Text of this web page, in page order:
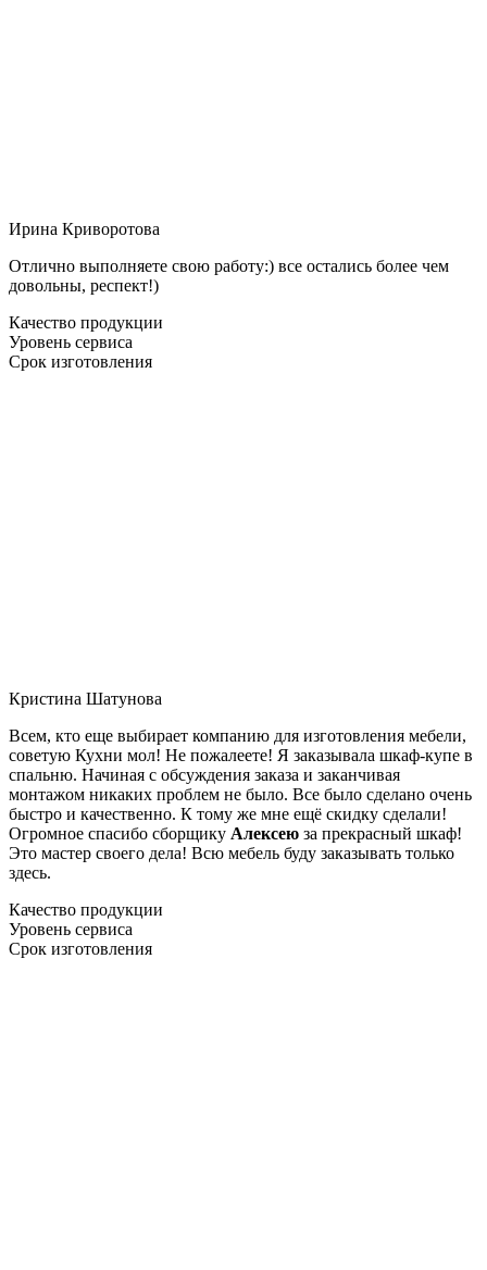
Ирина Криворотова
Отлично выполняете свою работу:) все остались более чем
довольны, респект!)
Качество продукции
Уровень сервиса
Срок изготовления
Кристина Шатунова
Всем, кто еще выбирает компанию для изготовления мебели,
советую Кухни мол! Не пожалеете! Я заказывала шкаф-купе в
спальню. Начиная с обсуждения заказа и заканчивая
монтажом никаких проблем не было. Все было сделано очень
быстро и качественно. К тому же мне ещё скидку сделали!
Огромное спасибо сборщику Алексею за прекрасный шкаф!
Это мастер своего дела! Всю мебель буду заказывать только
здесь.
Качество продукции
Уровень сервиса
Срок изготовления